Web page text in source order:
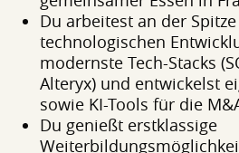
Du arbeitest an der
technologischen
modernste Tech-Stacks
Alteryx) und entwickelst
sowie KI-Tools für die
Du genießt erstklassige